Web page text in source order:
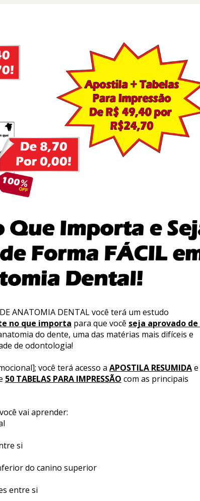
ANATOMIA DENTAL você terá um estudo
no que importa para que você seja aprovado de
do dente, uma das matérias mais difíceis e
de odontologia!
você terá acesso a APOSTILA RESUMIDA e
50 TABELAS PARA IMPRESSÃO com as principais
vai aprender:
si
do canino superior
entre si